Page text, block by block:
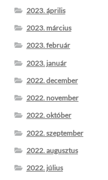
2023. április
2023. március
2023. február
2023. január
2022. december
2022. november
2022. október
2022. szeptember
2022. augusztus
2022. július